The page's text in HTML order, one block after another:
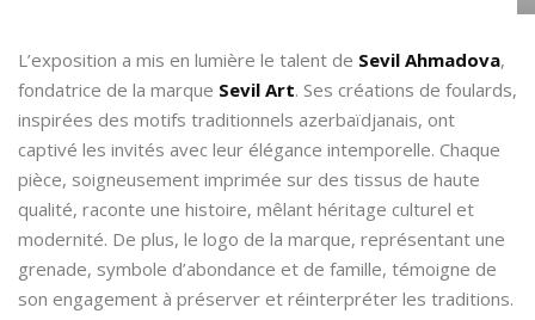
L’exposition a mis en lumière le talent de Sevil Ahmadova,
fondatrice de la marque Sevil Art. Ses créations de foulards,
inspirées des motifs traditionnels azerbaïdjanais, ont
captivé les invités avec leur élégance intemporelle. Chaque
pièce, soigneusement imprimée sur des tissus de haute
qualité, raconte une histoire, mêlant héritage culturel et
modernité. De plus, le logo de la marque, représentant une
grenade, symbole d’abondance et de famille, témoigne de
son engagement à préserver et réinterpréter les traditions.